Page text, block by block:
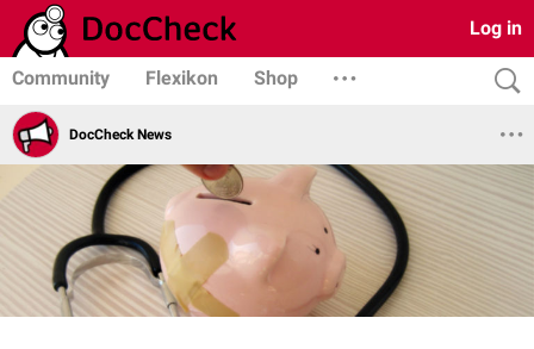
Log in
Community Flexikon Shop
DocCheck News